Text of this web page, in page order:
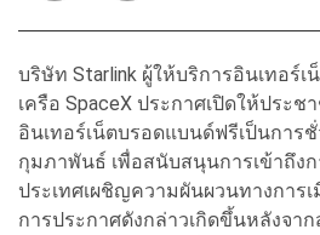
บริษัท Starlink ผู้ให้บริการอินเทอร์เ
เครือ SpaceX ประกาศเปิดให้ประช
อินเทอร์เน็ตบรอดแบนด์ฟรีเป็นการ
กุมภาพันธ์ เพื่อสนับสนุนการเข้าถึง
ประเทศเผชิญความผันผวนทางการเ
การประกาศดังกล่าวเกิดขึ้นหลังจา